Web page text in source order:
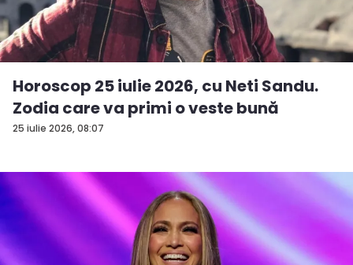
25 iulie 2026, 08:07
Horoscop 25 iulie 2026, cu Neti Sandu.
Zodia care va primi o veste bună